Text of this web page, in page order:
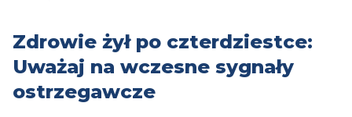
Zdrowie żył po czterdziestce:
Uważaj na wczesne sygnały
ostrzegawcze